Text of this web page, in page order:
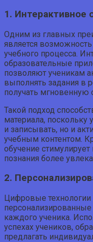
1. Интерактивное
Одним из главных
является
учебного процесса.
образовательные
позволяют ученикам
выполнять задания в
получать мгновенную
Такой подход
материала, поскольку
и записывать, но и
учебным контентом.
обучение стимулирует
познания более
2.
Цифровые технологии
каждого ученика.
успехах учеников,
предлагать